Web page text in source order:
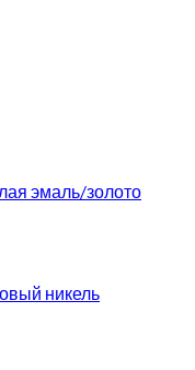
эмаль/золото
никель